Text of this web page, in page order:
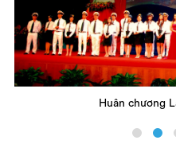
Huân chương